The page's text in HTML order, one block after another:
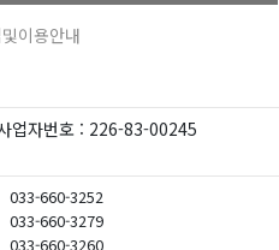
이용안내
업자번호 : 226-83-00245
033-660-3252
033-660-3279
033-660-3260